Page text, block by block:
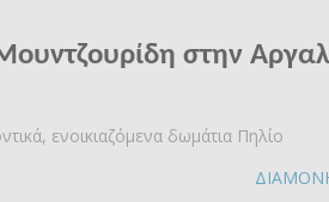
στην
ενοικιαζόμενα δωμάτια Πηλίο